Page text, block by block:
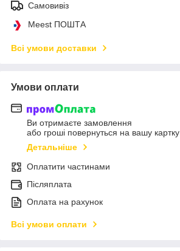
Самовивіз
Meest ПОШТА
Всі умови доставки
Умови оплати
Ви отримаєте замовлення
або гроші повернуться на вашу картку
Детальніше
Оплатити частинами
Післяплата
Оплата на рахунок
Всі умови оплати